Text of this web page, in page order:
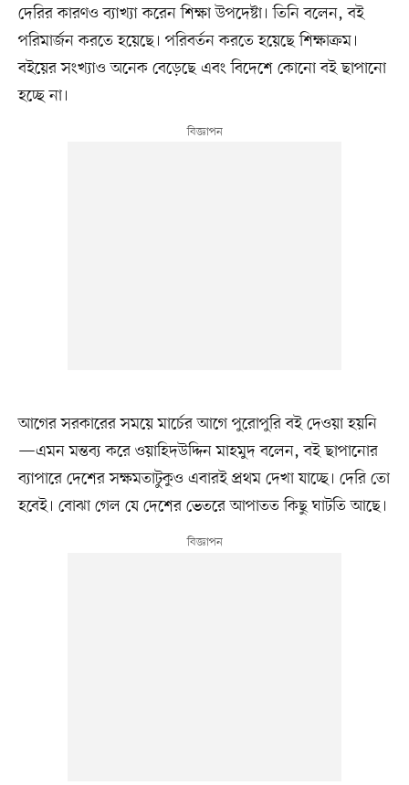
দেরির কারণও ব্যাখ্যা করেন শিক্ষা উপদেষ্টা। তিনি বলেন, বই
পরিমার্জন করতে হয়েছে। পরিবর্তন করতে হয়েছে শিক্ষাক্রম।
বইয়ের সংখ্যাও অনেক বেড়েছে এবং বিদেশে কোনো বই ছাপানো
হচ্ছে না।
আগের সরকারের সময়ে মার্চের আগে পুরোপুরি বই দেওয়া হয়নি
—এমন মন্তব্য করে ওয়াহিদউদ্দিন মাহমুদ বলেন, বই ছাপানোর
ব্যাপারে দেশের সক্ষমতাটুকুও এবারই প্রথম দেখা যাচ্ছে। দেরি তো
হবেই। বোঝা গেল যে দেশের ভেতরে আপাতত কিছু ঘাটতি আছে।